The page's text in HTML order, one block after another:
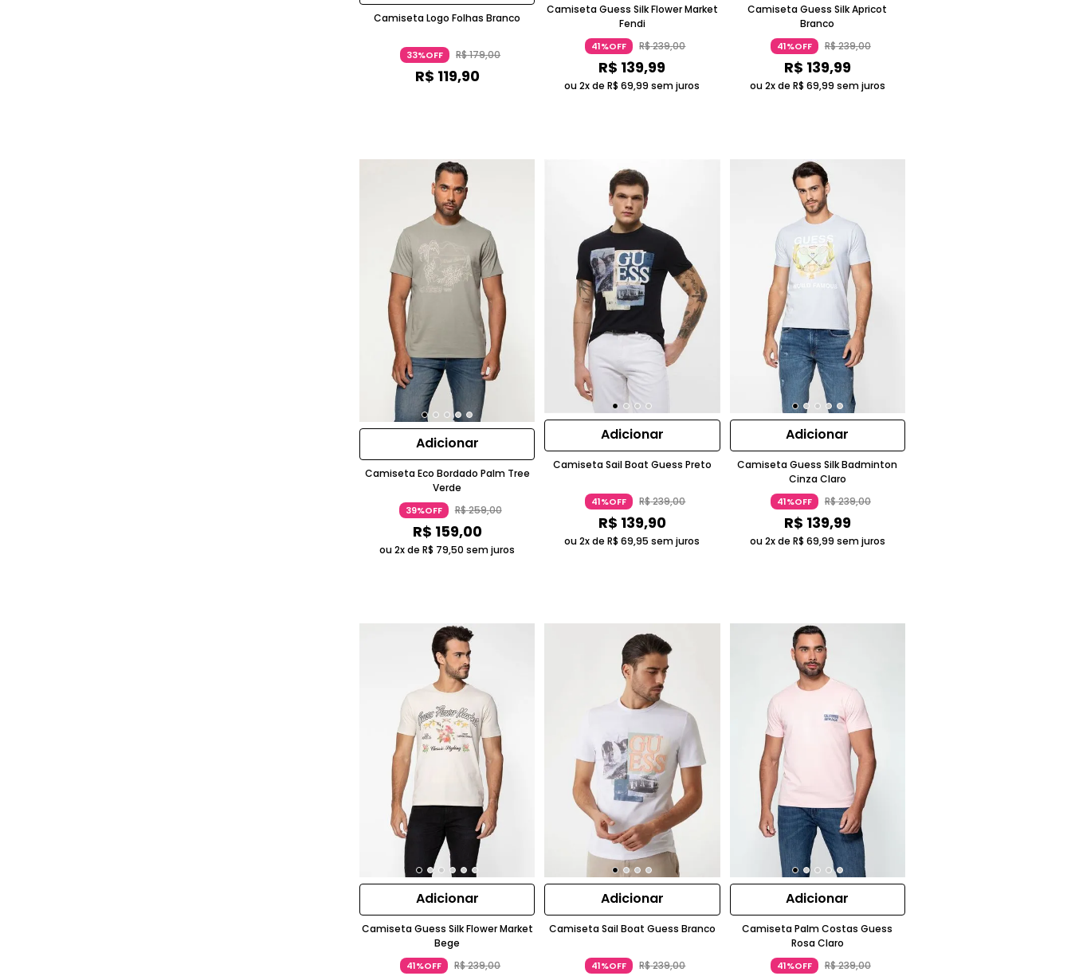
Camiseta Logo Folhas Branco
33%OFF R$179,00
R$ 119,90
Camiseta Guess Silk Flower Market
Fendi
41%OFF R$239,00
R$ 139,99
ou 2x deR$ 69,99 sem juros
Camiseta Guess Silk Apricot
Branco
41%OFF R$239,00
R$ 139,99
ou 2x de R$ 69,99 sem juros
Adicionar
Camiseta Eco Bordado Palm Tree
Verde
39%OFF R$259,00
R$ 159,00
ou 2x deR$ 79,50 sem juros
Adicionar
Camiseta Sail Boat Guess Preto
41%OFF R$239,00
R$ 139,90
ou 2x deR$ 69,95 sem juros
Adicionar
Camiseta Guess Silk Badminton
Cinza Claro
41%OFF R$239,00
R$ 139,99
ou 2x de R$ 69,99 sem juros
Adicionar
Camiseta Guess Silk Flower Market
Bege
41%OFF R$239,00
Adicionar
Camiseta Sail Boat Guess Branco
41%OFF R$239,00
Adicionar
Camiseta Palm Costas Guess
Rosa Claro
41%OFF R$239,00